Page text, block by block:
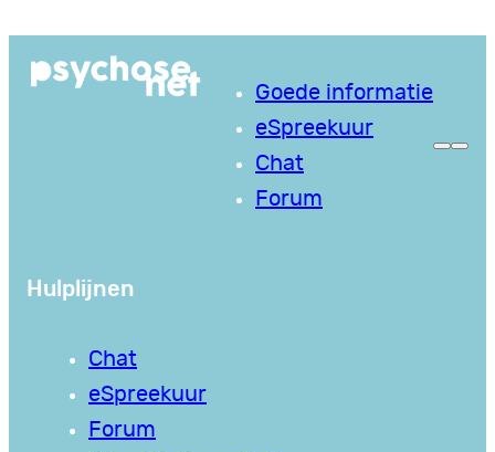
naar
Goede informatie
eSpreekuur
Chat
Forum
Hulplijnen
Chat
eSpreekuur
Forum